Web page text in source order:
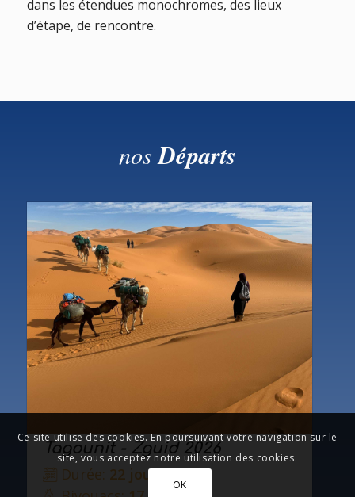
dans les étendues monochromes, des lieux
d’étape, de rencontre.
nosDéparts
Tagounit - Zguid 2026
Durée: 22 jours
Ce site utilise des cookies. En poursuivant votre navigation sur le
site, vous acceptez notre utilisation des cookies.
OK